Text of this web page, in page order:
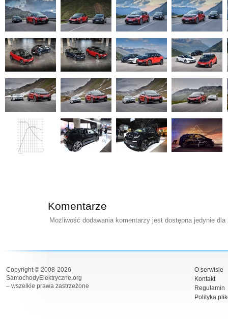
Komentarze
Możliwość dodawania komentarzy jest dostępna jedynie
Copyright © 2008-2026
SamochodyElektryczne.org
– wszelkie prawa zastrzeżone
O serwisie
Kontakt
Regulamin
Polityka